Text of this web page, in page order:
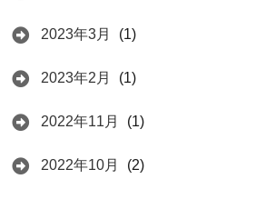
2023年3月 (1)
2023年2月 (1)
2022年11月 (1)
2022年10月 (2)